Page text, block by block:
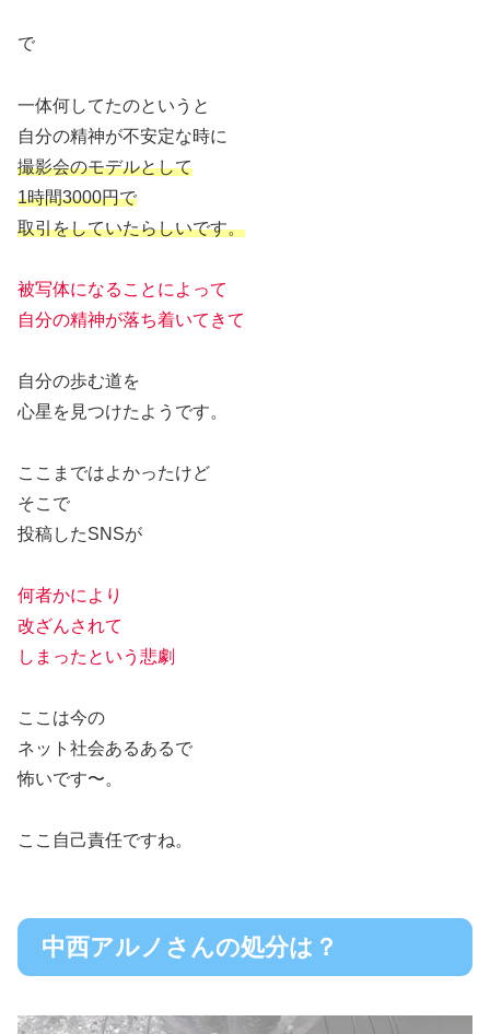
で
一体何してたのというと
自分の精神が不安定な時に
撮影会のモデルとして
1時間3000円で
取引をしていたらしいです。
被写体になることによって
自分の精神が落ち着いてきて
自分の歩む道を
心星を見つけたようです。
ここまではよかったけど
そこで
投稿したSNSが
何者かにより
改ざんされて
しまったという悲劇
ここは今の
ネット社会あるあるで
怖いです〜。
ここ自己責任ですね。
中西アルノさんの処分は？